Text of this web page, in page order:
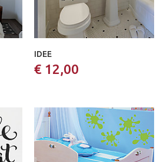
IDEE
€ 12,00